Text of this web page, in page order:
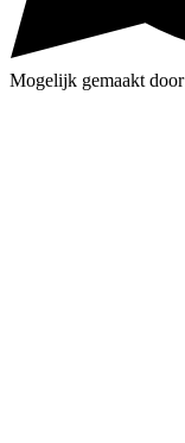
Mogelijk gemaakt door